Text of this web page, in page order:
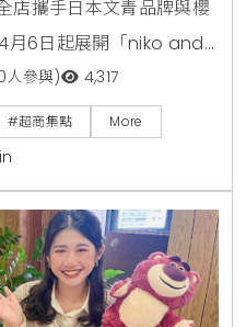
店攜手日本文青品牌與櫻
月6日起展開「niko and
集點送」，以經典動畫
、友藏爺爺等萌趣人氣角
結合，一起與小七打造
… x 櫻桃小丸子丸美新生
列的「雙色百褶包」，吸
人參與) 4,317
#超商集點 More